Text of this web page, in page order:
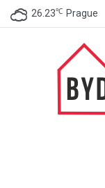
26.23℃ Prague